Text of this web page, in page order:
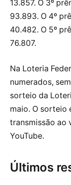
13.857. O 3º
93.893. O 4º
40.482. O 5º
76.807.
Na Loteria
numerados,
sorteio da
maio. O sorteio
transmissão ao
YouTube.
Últimos